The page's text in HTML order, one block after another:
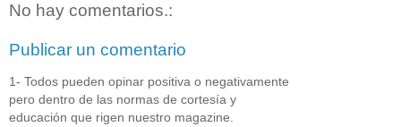
No hay comentarios.:
Publicar un comentario
1- Todos pueden opinar positiva o negativamente
pero dentro de las normas de cortesía y
educación que rigen nuestro magazine.